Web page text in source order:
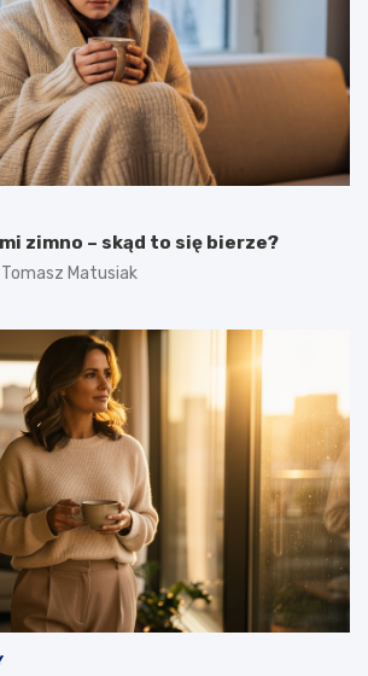
zimno – skąd to się bierze?
Tomasz Matusiak